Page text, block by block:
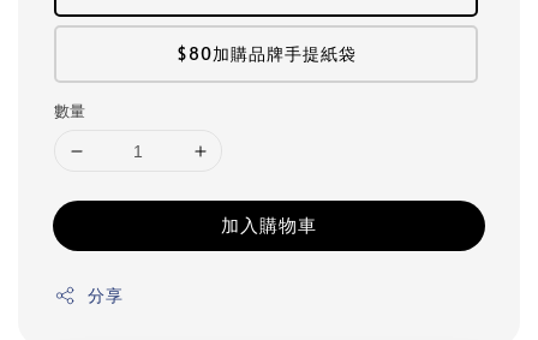
$80加購品牌手提紙袋
數量
加入購物車
分享